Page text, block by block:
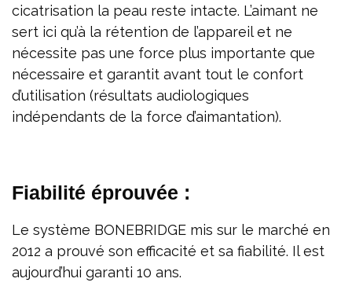
cicatrisation la peau reste intacte. L’aimant ne
sert ici qu’à la rétention de l’appareil et ne
nécessite pas une force plus importante que
nécessaire et garantit avant tout le confort
d’utilisation (résultats audiologiques
indépendants de la force d’aimantation).
Fiabilité éprouvée :
Le système BONEBRIDGE mis sur le marché en
2012 a prouvé son efficacité et sa fiabilité. Il est
aujourd’hui garanti 10 ans.